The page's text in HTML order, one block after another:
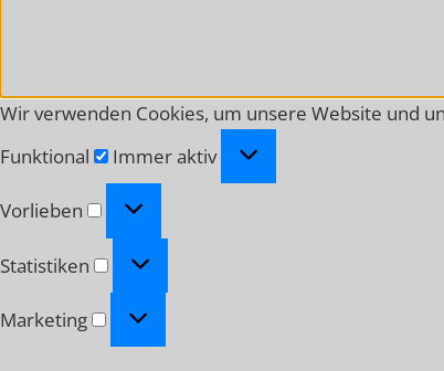
Wir verwenden Cookies, um unsere Website und
Funktional
Funktional
Immer aktiv
Vorlieben Vorlieben
Statistiken Statistiken
Marketing Marketing